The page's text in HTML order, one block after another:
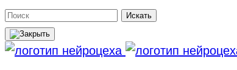
Поиск Искать